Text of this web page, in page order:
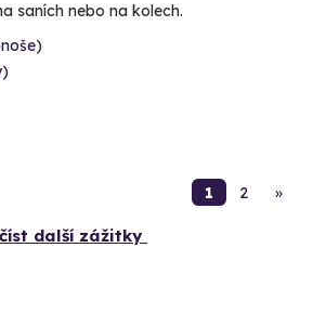
saních nebo na kolech.
1 2 »
další zážitky